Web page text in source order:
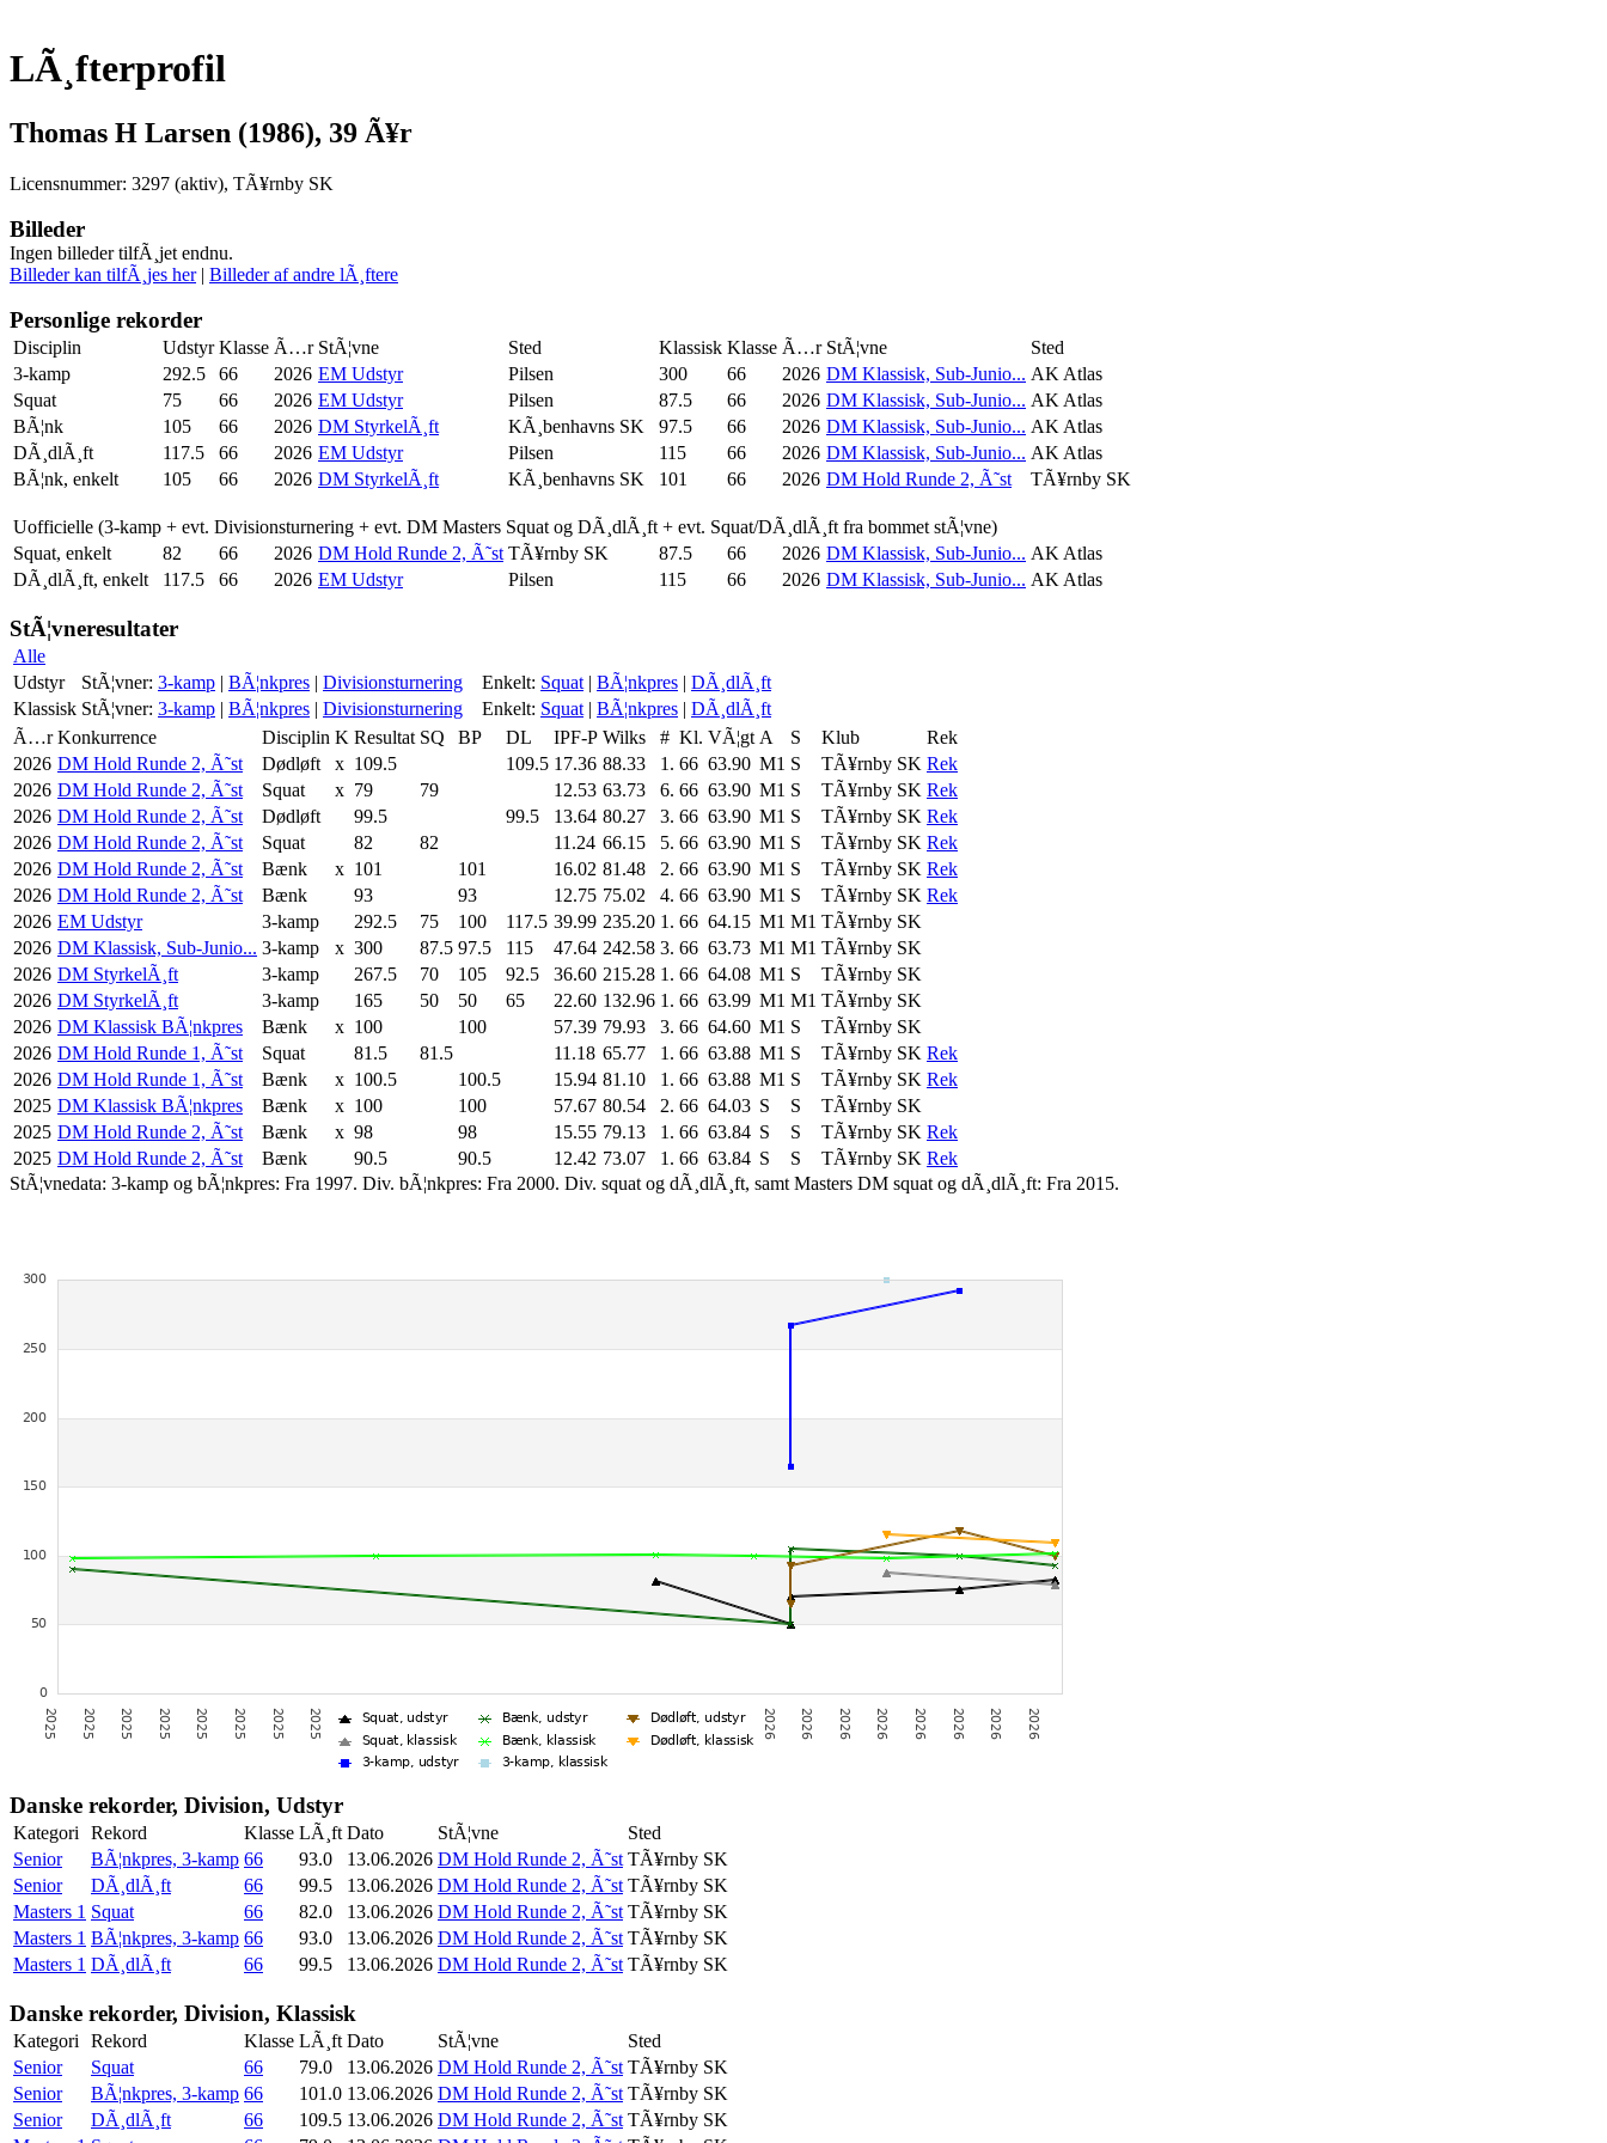
LÃ¸fterprofil
Thomas H Larsen (1986), 39 Ã¥r
Licensnummer: 3297 (aktiv), TÃ¥rnby SK
Billeder
Ingen billeder tilfÃ¸jet endnu.
Billeder kan tilfÃ¸jes her| Billeder af andre lÃ¸ftere
Personlige rekorder
Disciplin Udstyr Klasse Ã…r StÃ¦vne Sted Klassisk Klasse Ã…r StÃ¦vne
Sted
3-kamp
292.5 66 2026 EM Udstyr Pilsen 300 66 2026 DM Klassisk, Sub-Junio... AK Atlas
Squat
75 66 2026 EM Udstyr Pilsen 87.5 66 2026 DM Klassisk, Sub-Junio... AK Atlas
BÃ¦nk
105 66 2026 DM StyrkelÃ¸ft KÃ¸benhavns SK 97.5 66 2026 DM Klassisk, Sub-Junio... AK Atlas
DÃ¸dlÃ¸ft
117.5 66 2026 EM Udstyr Pilsen 115 66 2026 DM Klassisk, Sub-Junio... AK Atlas
BÃ¦nk, enkelt
105 66 2026 DM StyrkelÃ¸ft KÃ¸benhavns SK 101 66 2026 DM Hold Runde 2, Ã˜st TÃ¥rnby SK
Uofficielle (3-kamp + evt. Divisionsturnering + evt. DM Masters Squat og DÃ¸dlÃ¸ft + evt. Squat/DÃ¸dlÃ¸ft fra bommet stÃ¦vne)
Squat, enkelt
82 66 2026 DM Hold Runde 2, Ã˜st TÃ¥rnby SK 87.5 66 2026 DM Klassisk, Sub-Junio... AK Atlas
DÃ¸dlÃ¸ft, enkelt
117.5 66 2026 EM Udstyr Pilsen 115 66 2026 DM Klassisk, Sub-Junio... AK Atlas
StÃ¦vneresultater
Alle
Udstyr
StÃ¦vner: 3-kamp | BÃ¦nkpres | Divisionsturnering Enkelt: Squat | BÃ¦nkpres | DÃ¸dlÃ¸ft
Klassisk StÃ¦vner: 3-kamp | BÃ¦nkpres | Divisionsturnering Enkelt: Squat | BÃ¦nkpres | DÃ¸dlÃ¸ft
Ã…r Konkurrence Disciplin K Resultat SQ BP DL IPF-P Wilks # Kl. VÃ¦gt A S Klub
Rek
2026 DM Hold Runde 2, Ã˜st Dødløft x 109.5 109.5 17.36 88.33 1. 66 63.90 M1 S TÃ¥rnby SK Rek
2026 DM Hold Runde 2, Ã˜st Squat x 79 79 12.53 63.73 6. 66 63.90 M1 S TÃ¥rnby SK Rek
2026 DM Hold Runde 2, Ã˜st Dødløft 99.5 99.5 13.64 80.27 3. 66 63.90 M1 S TÃ¥rnby SK Rek
2026 DM Hold Runde 2, Ã˜st Squat 82 82 11.24 66.15 5. 66 63.90 M1 S TÃ¥rnby SK Rek
2026 DM Hold Runde 2, Ã˜st Bænk x 101 101 16.02 81.48 2. 66 63.90 M1 S TÃ¥rnby SK Rek
2026 DM Hold Runde 2, Ã˜st Bænk 93 93 12.75 75.02 4. 66 63.90 M1 S TÃ¥rnby SK Rek
2026 EM Udstyr 3-kamp 292.5 75 100 117.5 39.99 235.20 1. 66 64.15 M1 M1 TÃ¥rnby SK
2026 DM Klassisk, Sub-Junio... 3-kamp x 300 87.5 97.5 115 47.64 242.58 3. 66 63.73 M1 M1 TÃ¥rnby SK
2026 DM StyrkelÃ¸ft 3-kamp 267.5 70 105 92.5 36.60 215.28 1. 66 64.08 M1 S
TÃ¥rnby SK
2026 DM StyrkelÃ¸ft 3-kamp 165 50 50 65 22.60 132.96 1. 66 63.99 M1 M1 TÃ¥rnby SK
2026 DM Klassisk BÃ¦nkpres Bænk x 100 100 57.39 79.93 3. 66 64.60 M1 S
TÃ¥rnby SK
2026 DM Hold Runde 1, Ã˜st Squat 81.5 81.5 11.18 65.77 1. 66 63.88 M1 S TÃ¥rnby SK Rek
2026 DM Hold Runde 1, Ã˜st Bænk x 100.5 100.5 15.94 81.10 1. 66 63.88 M1 S TÃ¥rnby SK Rek
2025 DM Klassisk BÃ¦nkpres Bænk x 100 100 57.67 80.54 2. 66 64.03 S S
TÃ¥rnby SK
2025 DM Hold Runde 2, Ã˜st Bænk x 98 98 15.55 79.13 1. 66 63.84 S S TÃ¥rnby SK Rek
2025 DM Hold Runde 2, Ã˜st Bænk 90.5 90.5 12.42 73.07 1. 66 63.84 S S TÃ¥rnby SK Rek
StÃ¦vnedata: 3-kamp og bÃ¦nkpres: Fra 1997. Div. bÃ¦nkpres: Fra 2000. Div. squat og dÃ¸dlÃ¸ft, samt Masters DM squat og dÃ¸dlÃ¸ft: Fra 2015.
Danske rekorder, Division, Udstyr
Kategori Rekord Klasse LÃ¸ft Dato StÃ¦vne
Sted
Senior
BÃ¦nkpres, 3-kamp 66 93.0 13.06.2026 DM Hold Runde 2, Ã˜st TÃ¥rnby SK
Senior
DÃ¸dlÃ¸ft 66 99.5 13.06.2026 DM Hold Runde 2, Ã˜st TÃ¥rnby SK
Masters 1 Squat 66 82.0 13.06.2026 DM Hold Runde 2, Ã˜st TÃ¥rnby SK
Masters 1 BÃ¦nkpres, 3-kamp 66 93.0 13.06.2026 DM Hold Runde 2, Ã˜st TÃ¥rnby SK
Masters 1 DÃ¸dlÃ¸ft 66 99.5 13.06.2026 DM Hold Runde 2, Ã˜st TÃ¥rnby SK
Danske rekorder, Division, Klassisk
Kategori Rekord Klasse LÃ¸ft Dato StÃ¦vne
Sted
Senior
Squat 66 79.0 13.06.2026 DM Hold Runde 2, Ã˜st TÃ¥rnby SK
Senior
BÃ¦nkpres, 3-kamp 66 101.0 13.06.2026 DM Hold Runde 2, Ã˜st TÃ¥rnby SK
Senior
DÃ¸dlÃ¸ft 66 109.5 13.06.2026 DM Hold Runde 2, Ã˜st TÃ¥rnby SK